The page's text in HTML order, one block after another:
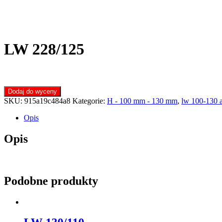
LW 228/125
Dodaj do wyceny
SKU: 915a19c484a8 Kategorie: H - 100 mm - 130 mm, lw 100-130
Opis
Opis
Podobne produkty